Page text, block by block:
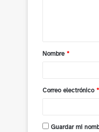
a
r
*
Nombre *
Correo electrónico *
Guardar mi